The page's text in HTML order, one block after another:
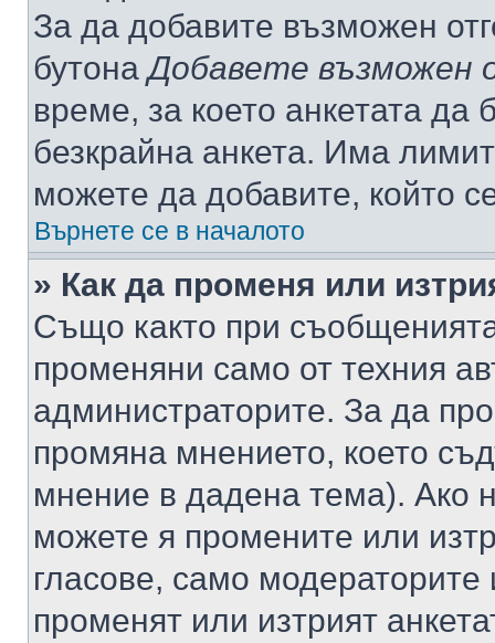
За да добавите възможен
бутонаДобавете възможен
време, за което анкетата да
безкрайна анкета. Има
можете да добавите, който
Върнете се в началото
» Как да променя или
Също както при
променяни само от техния
администраторите. За да
промяна мнението, което
мнение в дадена тема). Ако
можете я промените или
гласове, само
променят или изтрият